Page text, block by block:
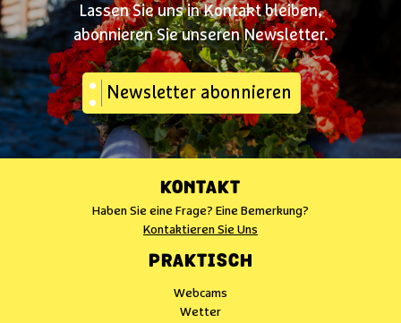
Lassen Sie uns in Kontakt bleiben,
abonnieren Sie unseren Newsletter.
Newsletter abonnieren
KONTAKT
Haben Sie eine Frage? Eine Bemerkung?
Kontaktieren Sie Uns
PRAKTISCH
Webcams
Wetter